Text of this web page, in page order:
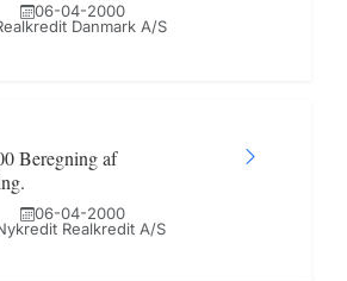
06-04-2000
Danmark A/S
Beregning af
06-04-2000
Realkredit A/S